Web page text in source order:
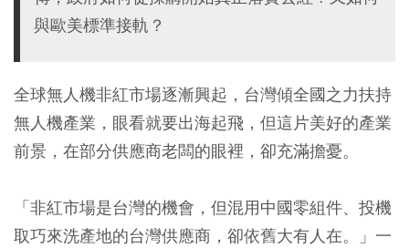
與歐美標準接軌？
全球無人機非紅市場逐漸興起，台灣傾全國之力扶持
無人機產業，眼看就要出海起飛，但這片美好的產業
前景，在部分供應商老闆的眼裡，卻充滿擔憂。
「非紅市場是台灣的機會，但混用中國零組件、投機
取巧來洗產地的台灣供應商，卻依舊大有人在。」一